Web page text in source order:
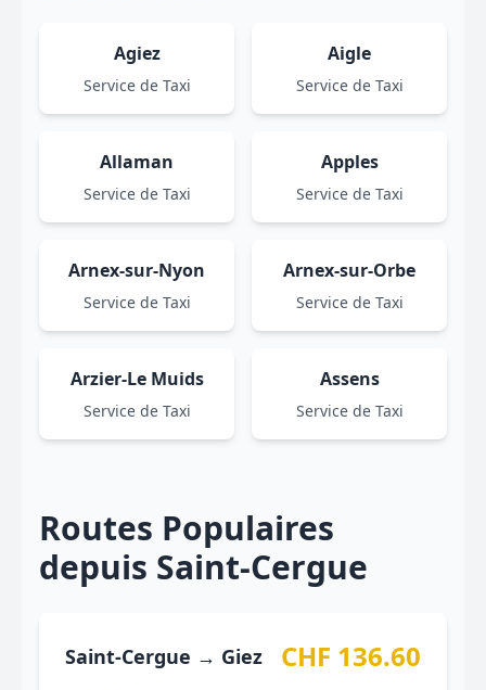
Agiez
Service de Taxi
Aigle
Service de Taxi
Allaman
Service de Taxi
Apples
Service de Taxi
Arnex-sur-Nyon
Service de Taxi
Arnex-sur-Orbe
Service de Taxi
Arzier-Le Muids
Service de Taxi
Assens
Service de Taxi
Routes Populaires
depuis Saint-Cergue
Saint-Cergue → Giez CHF 136.60